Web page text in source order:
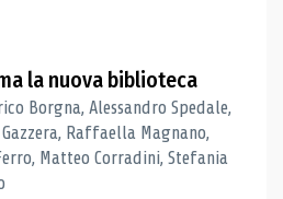
la nuova biblioteca
Borgna, Alessandro Spedale,
Raffaella Magnano,
Matteo Corradini, Stefania